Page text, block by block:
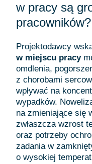
w pracy są
pracowników?
Projektodawcy
w miejscu pracy
omdlenia,
z chorobami
wpływać na
wypadków.
na zmieniające się
zwłaszcza wzrost
oraz potrzeby
zadania w
o wysokiej